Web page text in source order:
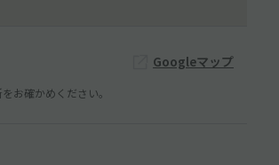
Googleマップ
お確かめください。